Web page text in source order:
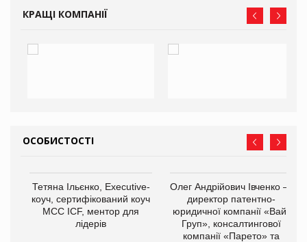
КРАЩІ КОМПАНІЇ
ОСОБИСТОСТІ
Тетяна Ільєнко, Executive-
коуч, сертифікований коуч
МСС ICF, ментор для
лідерів
Олег Андрійович Івченко —
директор патентно-
юридичної компанії «Вайз
Груп», консалтингової
компанії «Парето» та